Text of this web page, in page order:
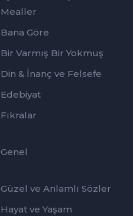
Mealler
Bana Göre
Bir Varmış Bir Yokmuş
Din & İnanç ve Felsefe
Edebiyat
Fıkralar
Genel
Güzel ve Anlamlı Sözler
Hayat ve Yaşam